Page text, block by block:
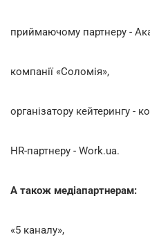
приймаючому партнеру -
компанії «Соломія»,
організатору кейтерингу -
HR-партнеру - Work.ua.
А також медіапартнерам:
«5 каналу»,